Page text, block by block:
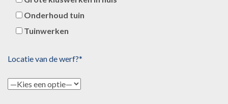
Onderhoud tuin
Tuinwerken
Locatie van de werf?*